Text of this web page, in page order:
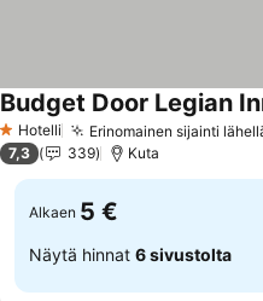
1 Tähtiluokitus
Hotelli Erinomainen sijainti
Budget Door Legian
7,3 339 Kuta
Alkaen 5 €
Näytä hinnat 6 sivustolta